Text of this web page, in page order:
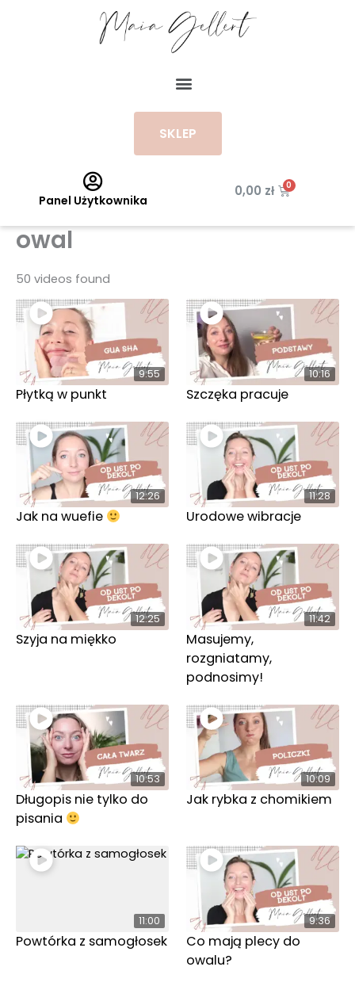
SKLEP
Panel Użytkownika
0,00 zł Wózek
owal
50 videos found
9:55
Płytką w punkt
10:16
Szczęka pracuje
12:26
Jak na wuefie
11:28
Urodowe wibracje
12:25
Szyja na miękko
11:42
Masujemy,
rozgniatamy,
podnosimy!
10:53
Długopis nie tylko do
pisania
10:09
Jak rybka z chomikiem
11:00
Powtórka z samogłosek
9:36
Co mają plecy do
owalu?